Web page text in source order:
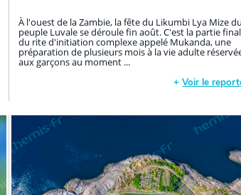
À l'ouest de la Zambie, la fête du Likumbi Lya Mize du
peuple Luvale se déroule fin août. C'est la partie
du rite d'initiation complexe appelé Mukanda, une
préparation de plusieurs mois à la vie adulte
aux garçons au moment ...
+Voir le